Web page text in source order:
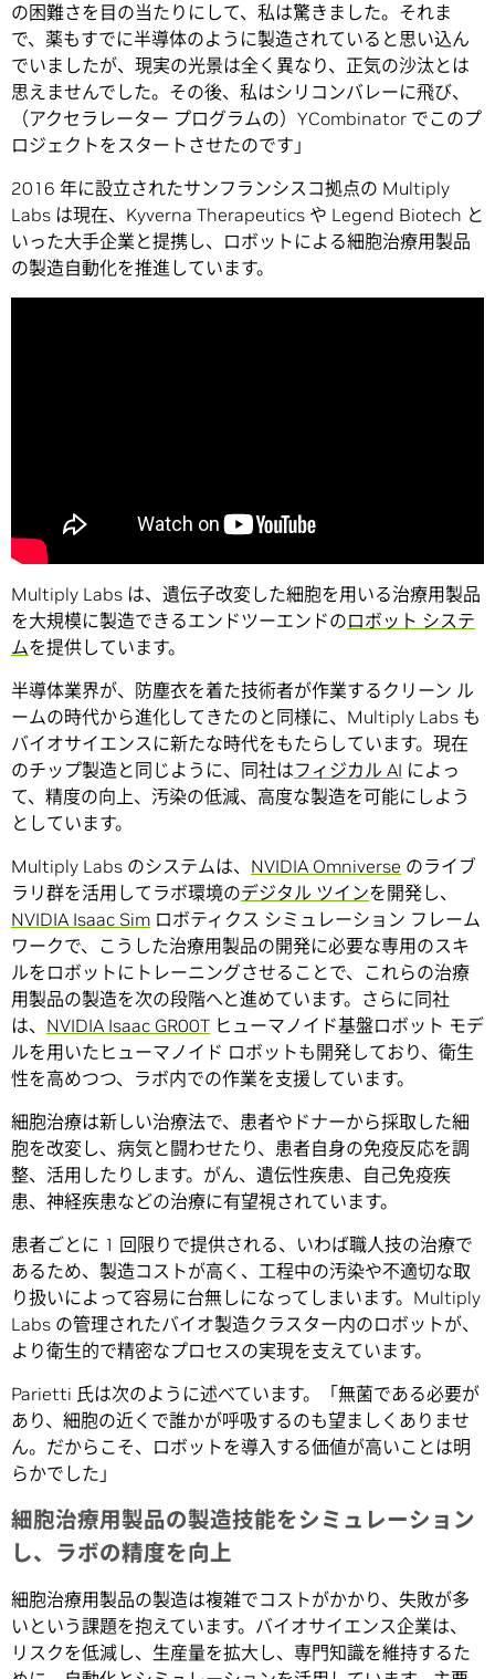
の困難さを目の当たりにして、私は驚きました。それま
で、薬もすでに半導体のように製造されていると思い込ん
でいましたが、現実の光景は全く異なり、正気の沙汰とは
思えませんでした。その後、私はシリコンバレーに飛び、
（アクセラレーター プログラムの）YCombinator でこのプ
ロジェクトをスタートさせたのです」
2016 年に設立されたサンフランシスコ拠点の Multiply
Labs は現在、Kyverna Therapeutics や Legend Biotech と
いった大手企業と提携し、ロボットによる細胞治療用製品
の製造自動化を推進しています。
Multiply Labs は、遺伝子改変した細胞を用いる治療用製品
を大規模に製造できるエンドツーエンドのロボット システ
ムを提供しています。
半導体業界が、防塵衣を着た技術者が作業するクリーン ル
ームの時代から進化してきたのと同様に、Multiply Labs も
バイオサイエンスに新たな時代をもたらしています。現在
のチップ製造と同じように、同社はフィジカル AI によっ
て、精度の向上、汚染の低減、高度な製造を可能にしよう
としています。
Multiply Labs のシステムは、 NVIDIA Omniverse のライブ
ラリ群を活用してラボ環境のデジタル ツインを開発し、
NVIDIA Isaac Sim ロボティクス シミュレーション フレーム
ワークで、こうした治療用製品の開発に必要な専用のスキ
ルをロボットにトレーニングさせることで、これらの治療
用製品の製造を次の段階へと進めています。さらに同社
は、 NVIDIA Isaac GR00T ヒューマノイド基盤ロボット モデ
ルを用いたヒューマノイド ロボットも開発しており、衛生
性を高めつつ、ラボ内での作業を支援しています。
細胞治療は新しい治療法で、患者やドナーから採取した細
胞を改変し、病気と闘わせたり、患者自身の免疫反応を調
整、活用したりします。がん、遺伝性疾患、自己免疫疾
患、神経疾患などの治療に有望視されています。
患者ごとに 1 回限りで提供される、いわば職人技の治療で
あるため、製造コストが高く、工程中の汚染や不適切な取
り扱いによって容易に台無しになってしまいます。Multiply
Labs の管理されたバイオ製造クラスター内のロボットが、
より衛生的で精密なプロセスの実現を支えています。
Parietti 氏は次のように述べています。「無菌である必要が
あり、細胞の近くで誰かが呼吸するのも望ましくありませ
ん。だからこそ、ロボットを導入する価値が高いことは明
らかでした」
細胞治療用製品の製造技能をシミュレーション
し、ラボの精度を向上
細胞治療用製品の製造は複雑でコストがかかり、失敗が多
いという課題を抱えています。バイオサイエンス企業は、
リスクを低減し、生産量を拡大し、専門知識を維持するた